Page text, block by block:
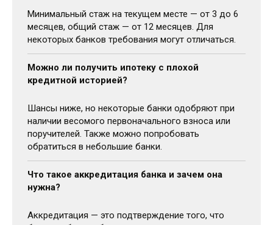
Минимальный стаж на текущем месте — от 3 до 6
месяцев, общий стаж — от 12 месяцев. Для
некоторых банков требования могут отличаться.
Можно ли получить ипотеку с плохой
кредитной историей?
Шансы ниже, но некоторые банки одобряют при
наличии весомого первоначального взноса или
поручителей. Также можно попробовать
обратиться в небольшие банки.
Что такое аккредитация банка и зачем она
нужна?
Аккредитация — это подтверждение того, что